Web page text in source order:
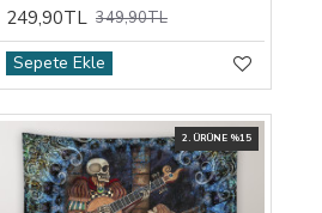
249,90TL 349,90TL
Sepete Ekle
2. ÜRÜNE %15